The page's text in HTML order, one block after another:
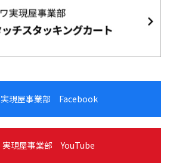
実現屋事業部 Facebook
実現屋事業部 YouTube